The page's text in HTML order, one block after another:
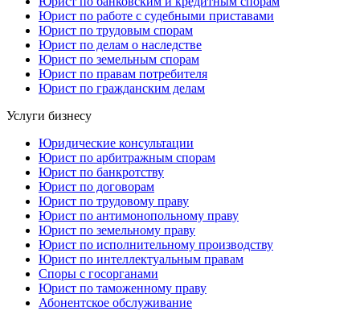
Юрист по работе с судебными приставами
Юрист по трудовым спорам
Юрист по делам о наследстве
Юрист по земельным спорам
Юрист по правам потребителя
Юрист по гражданским делам
Услуги бизнесу
Юридические консультации
Юрист по арбитражным спорам
Юрист по банкротству
Юрист по договорам
Юрист по трудовому праву
Юрист по антимонопольному праву
Юрист по земельному праву
Юрист по исполнительному производству
Юрист по интеллектуальным правам
Споры с госорганами
Юрист по таможенному праву
Абонентское обслуживание